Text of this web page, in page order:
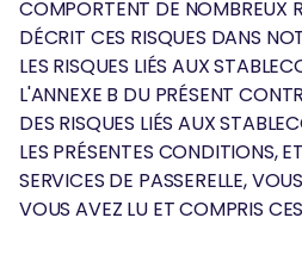
COMPORTENT DE NOMBREUX
DÉCRIT CES RISQUES DANS
LES RISQUES LIÉS AUX
L'ANNEXE B DU PRÉSENT
DES RISQUES LIÉS AUX
LES PRÉSENTES CONDITIONS,
SERVICES DE PASSERELLE,
VOUS AVEZ LU ET COMPRIS